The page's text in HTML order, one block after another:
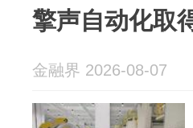
擎声自动化取
金融界 2026-08-07